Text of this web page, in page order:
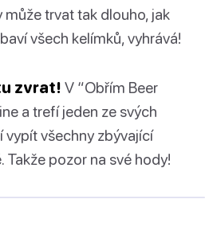
trvat tak dlouho, jak
všech kelímků, vyhrává!
zvrat! V “Obřím Beer
a trefí jeden ze svých
vypít všechny zbývající
Takže pozor na své hody!